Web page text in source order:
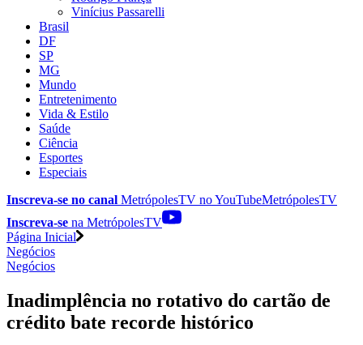
Vinícius Passarelli
Brasil
DF
SP
MG
Mundo
Entretenimento
Vida & Estilo
Saúde
Ciência
Esportes
Especiais
Inscreva-se no canal MetrópolesTV noYouTubeMetrópolesTV
Inscreva-se na MetrópolesTV
Página Inicial
Negócios
Negócios
Inadimplência no rotativo do cartão de
crédito bate recorde histórico